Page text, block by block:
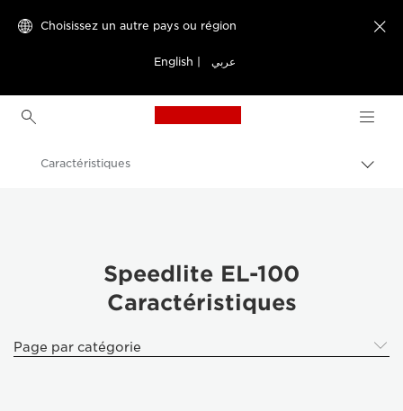
Choisissez un autre pays ou région
English عربي

Canon Logo, back to
Speedlite EL-100
Caractéristiques
Speedlite EL-100
Caractéristiques
Page par catégorie